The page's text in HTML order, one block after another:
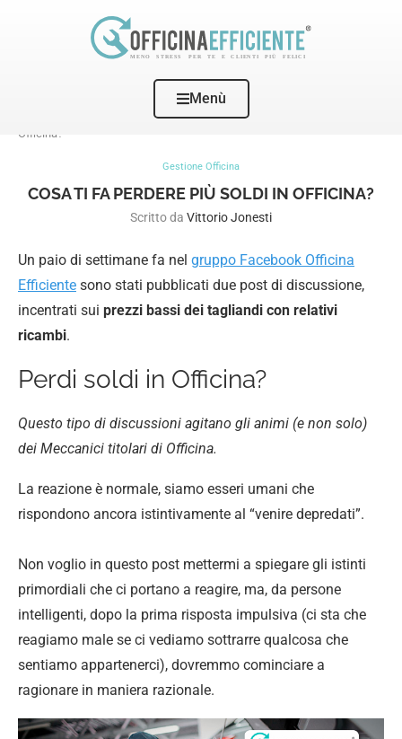
Menù
Gestione Officina
Cosa ti fa perdere più soldi in
Officina?
Gestione Officina
COSA TI FA PERDERE PIÙ SOLDI IN OFFICINA?
Scritto da Vittorio Jonesti
Un paio di settimane fa nel gruppo Facebook Officina
Efficiente sono stati pubblicati due post di discussione,
incentrati sui prezzi bassi dei tagliandi con relativi
ricambi.
Perdi soldi in Officina?
Questo tipo di discussioni agitano gli animi (e non solo)
dei Meccanici titolari di Officina.
La reazione è normale, siamo esseri umani che
rispondono ancora istintivamente al “venire depredati”.
Non voglio in questo post mettermi a spiegare gli istinti
primordiali che ci portano a reagire, ma, da persone
intelligenti, dopo la prima risposta impulsiva (ci sta che
reagiamo male se ci vediamo sottrarre qualcosa che
sentiamo appartenerci), dovremmo cominciare a
ragionare in maniera razionale.